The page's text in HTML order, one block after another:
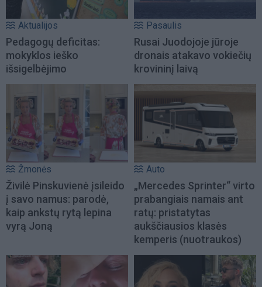
Aktualijos
Pedagogų deficitas:
mokyklos ieško
išsigelbėjimo
Pasaulis
Rusai Juodojoje jūroje
dronais atakavo vokiečių
krovininį laivą
Žmonės
Živilė Pinskuvienė įsileido
į savo namus: parodė,
kaip ankstų rytą lepina
vyrą Joną
Auto
„Mercedes Sprinter“ virto
prabangiais namais ant
ratų: pristatytas
aukščiausios klasės
kemperis (nuotraukos)